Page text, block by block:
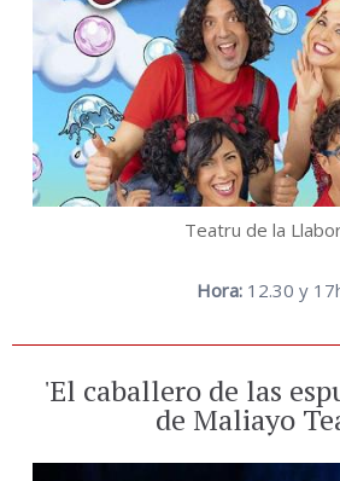
Teatru de la
Hora:12.30 y
'El caballero de las
de Maliayo